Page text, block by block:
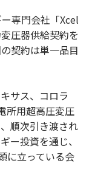
専門会社「Xcel
圧器供給契約を
契約は単一品目
サス、コロラ
所用超高圧変圧
順次引き渡され
ー投資を通じ、
に立っている会